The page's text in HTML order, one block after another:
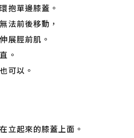
抱單邊膝蓋。
法前後移動，
展脛前肌。
。
可以。
立起來的膝蓋上面。